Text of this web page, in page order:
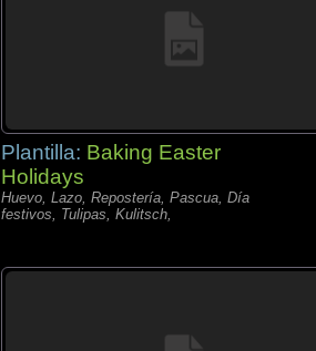
Plantilla: Baking Easter
Holidays
Huevo, Lazo, Repostería, Pascua, Día
festivos, Tulipas, Kulitsch,